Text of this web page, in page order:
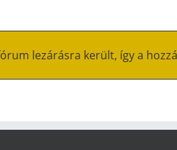
lezárásra került, így a